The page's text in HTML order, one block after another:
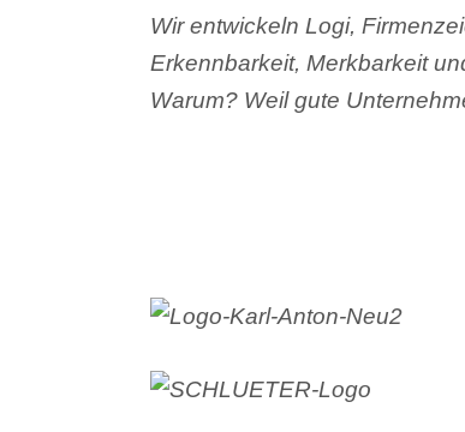
Wir entwickeln Logi,
Erkennbarkeit, Merkbarkeit
Warum? Weil gute